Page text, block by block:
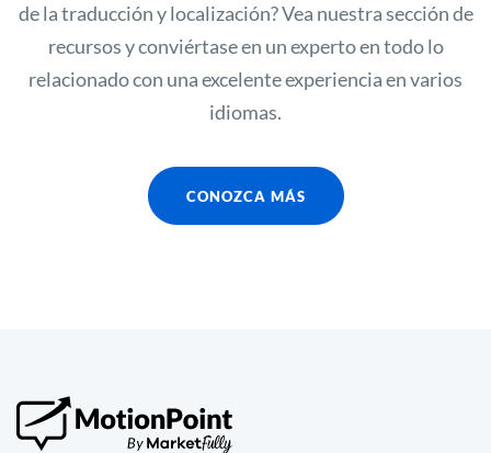
de la traducción y localización? Vea nuestra sección de
recursos y conviértase en un experto en todo lo
relacionado con una excelente experiencia en varios
idiomas.
CONOZCA MÁS